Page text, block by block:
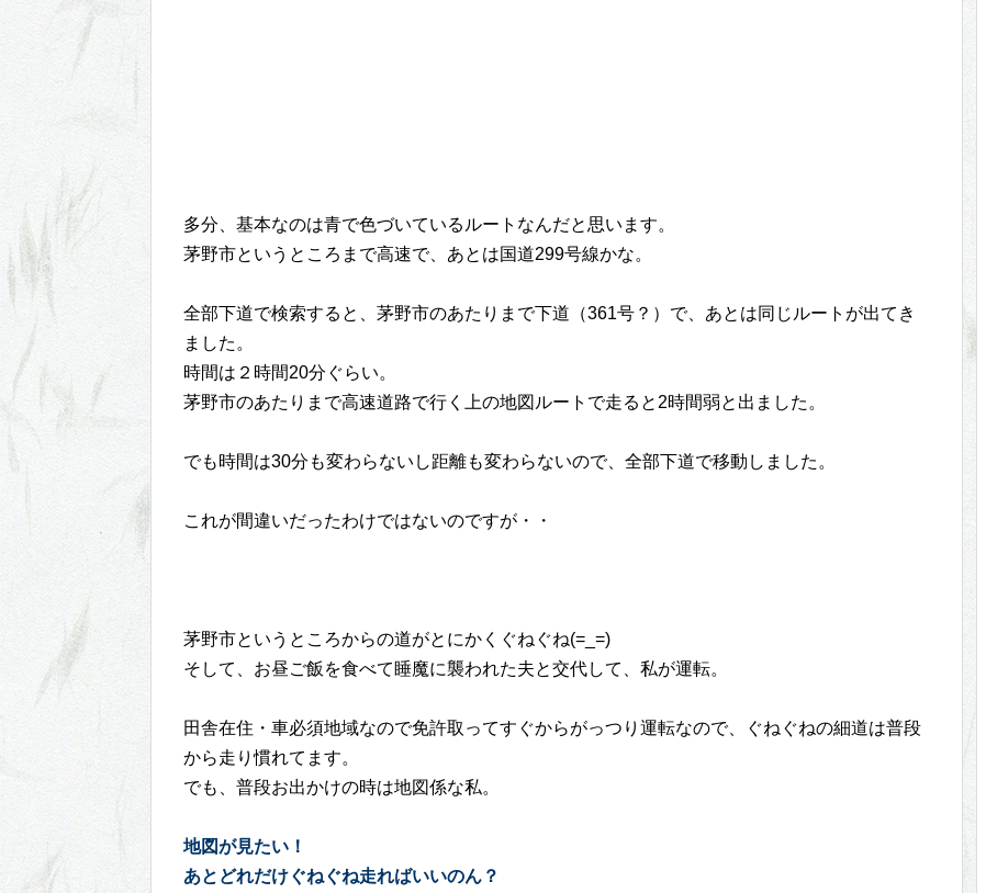
多分、基本なのは青で色づいているルートなんだと思います。
茅野市というところまで高速で、あとは国道299号線かな。
全部下道で検索すると、茅野市のあたりまで下道（361号？）で、あとは同じルートが出てき
ました。
時間は２時間20分ぐらい。
茅野市のあたりまで高速道路で行く上の地図ルートで走ると2時間弱と出ました。
でも時間は30分も変わらないし距離も変わらないので、全部下道で移動しました。
これが間違いだったわけではないのですが・・
茅野市というところからの道がとにかくぐねぐね(=_=)
そして、お昼ご飯を食べて睡魔に襲われた夫と交代して、私が運転。
田舎在住・車必須地域なので免許取ってすぐからがっつり運転なので、ぐねぐねの細道は普段
から走り慣れてます。
でも、普段お出かけの時は地図係な私。
地図が見たい！
あとどれだけぐねぐね走ればいいのん？